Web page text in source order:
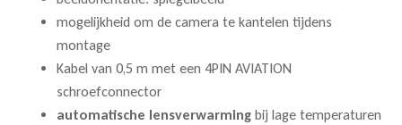
mogelijkheid om de camera te kantelen tijdens
montage
Kabel van 0,5 m met een 4PIN AVIATION
schroefconnector
automatische lensverwarming bij lage temperaturen